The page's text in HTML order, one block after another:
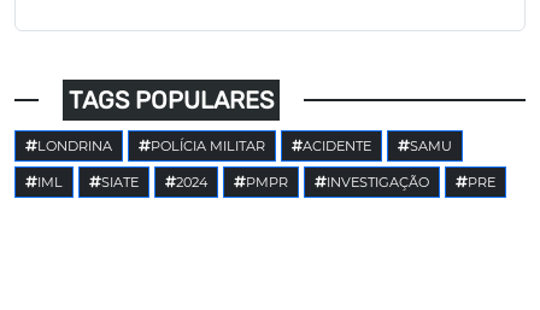
TAGS POPULARES
LONDRINA POLÍCIA MILITAR ACIDENTE SAMU
IML SIATE 2024 PMPR INVESTIGAÇÃO PRE